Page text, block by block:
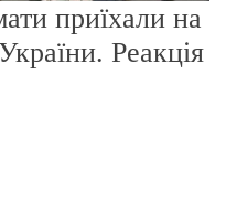
приїхали на
Реакція